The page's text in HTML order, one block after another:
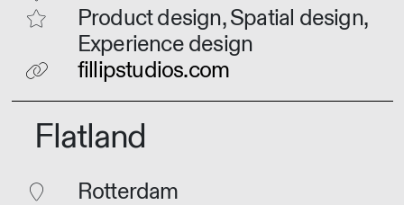
Product design, Spatial design,
Experience design
fillipstudios.com
Flatland
Rotterdam